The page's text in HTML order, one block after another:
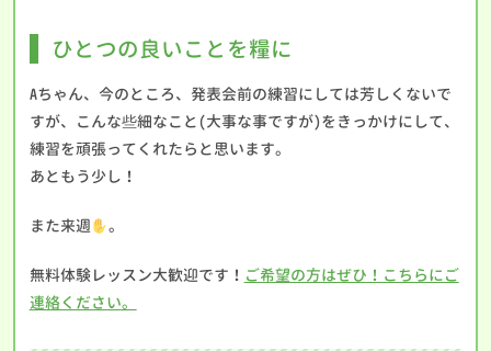
ひとつの良いことを糧に
Aちゃん、今のところ、発表会前の練習にしては芳しくないで
すが、こんな些細なこと(大事な事ですが)をきっかけにして、
練習を頑張ってくれたらと思います。
あともう少し！
また来週 。
無料体験レッスン大歓迎です！ ご希望の方はぜひ！こちらにご
連絡ください。